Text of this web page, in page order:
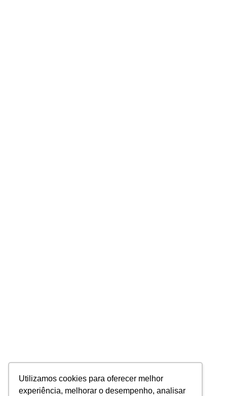
Utilizamos cookies para oferecer melhor
experiência, melhorar o desempenho, analisar